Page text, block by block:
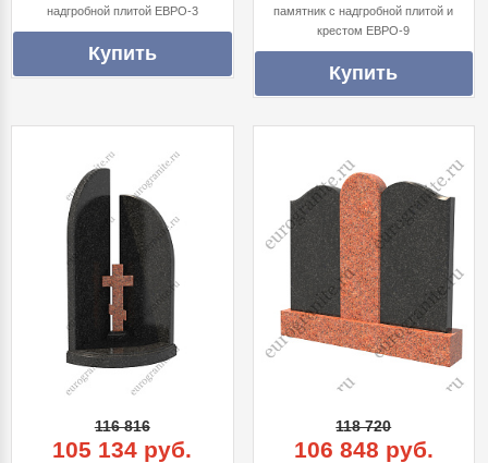
надгробной плитой ЕВРО-3
памятник с надгробной плитой и
крестом ЕВРО-9
116 816
105 134 руб.
118 720
106 848 руб.